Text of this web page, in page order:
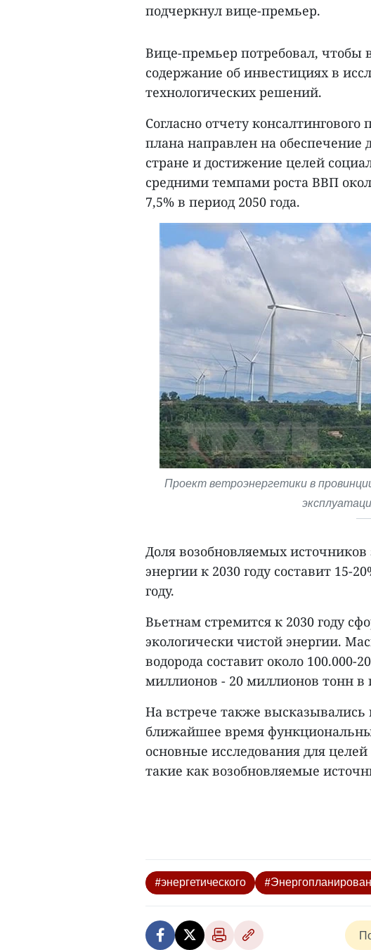
подчеркнул вице-премьер.
Вице-премьер потребовал,
содержание об инвестициях в
технологических решений.
Согласно отчету
плана направлен на обеспечение
стране и достижение целей
средними темпами роста ВВП
7,5% в период 2050 года.
Проект ветроэнергетики в
Доля возобновляемых
энергии к 2030 году составит 15-
году.
Вьетнам стремится к 2030 году
экологически чистой энергии.
водорода составит около 100.000-
миллионов - 20 миллионов тонн в
На встрече также
ближайшее время
основные исследования для
такие как возобновляемые
#энергетического